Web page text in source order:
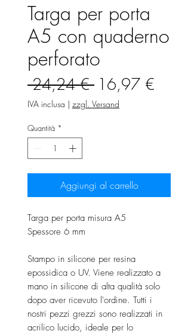
Targa per porta
A5 con quaderno
perforato
24,24 € Prezzo
regolare
16,97 €
IVA inclusa | zzgl. Versand
Quantità *
Aggiungi al carrello
Targa per porta misura A5
Spessore 6 mm
Stampo in silicone per resina
epossidica o UV. Viene realizzato a
mano in silicone di alta qualità solo
dopo aver ricevuto l'ordine. Tutti i
nostri pezzi grezzi sono realizzati in
acrilico lucido, ideale per lo